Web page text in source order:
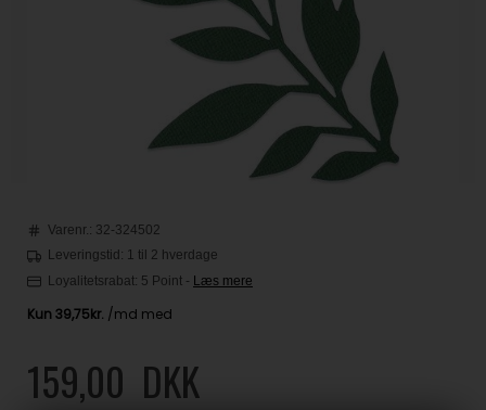
Varenr.: 32-324502
Leveringstid: 1 til 2 hverdage
Loyalitetsrabat: 5 Point - Læs mere
159,00 DKK